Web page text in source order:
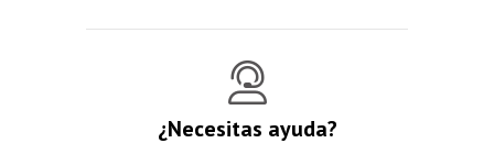
¿Necesitas ayuda?